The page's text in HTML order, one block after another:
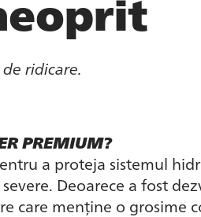
ridicare.
PREMIUM?
a proteja sistemul
Deoarece a fost
care menține o grosime